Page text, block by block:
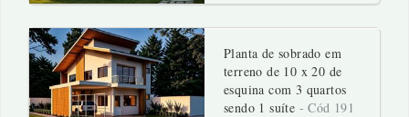
Planta de sobrado em
terreno de 10 x 20 de
esquina com 3 quartos
sendo 1 suíte - Cód 191